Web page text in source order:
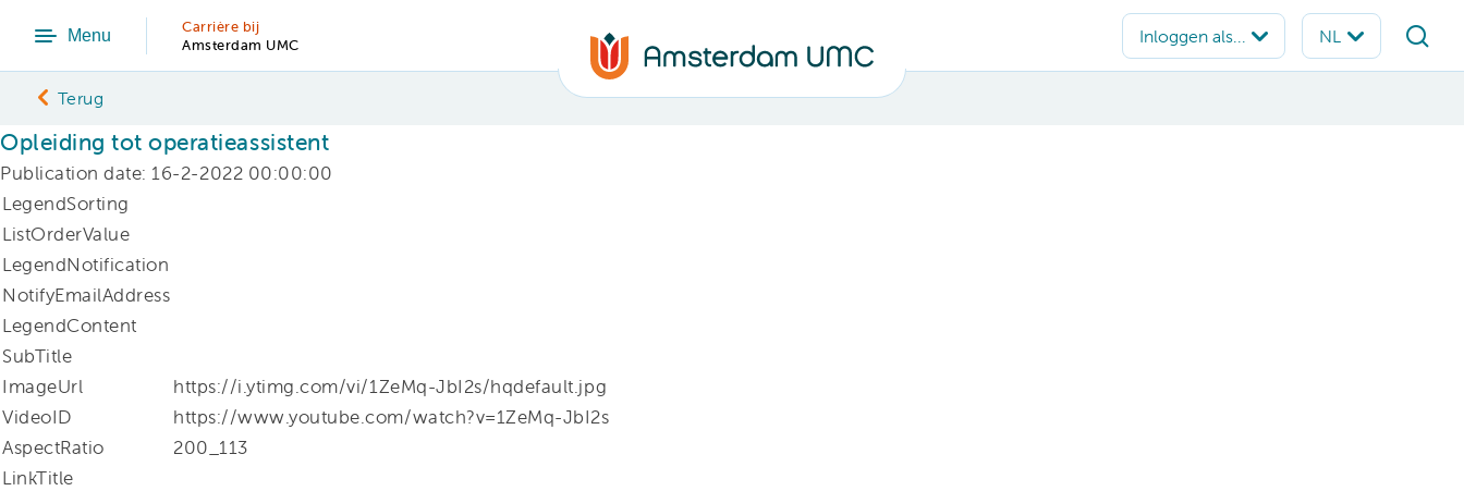
Menu
Carrière bij
Amsterdam UMC
Terug
Opleiding tot operatieassistent
Publication date: 16-2-2022 00:00:00
LegendSorting
ListOrderValue
LegendNotification
NotifyEmailAddress
LegendContent
SubTitle
ImageUrl
https://i.ytimg.com/vi/1ZeMq-JbI2s/hqdefault.jpg
VideoID
https://www.youtube.com/watch?v=1ZeMq-JbI2s
AspectRatio
200_113
LinkTitle